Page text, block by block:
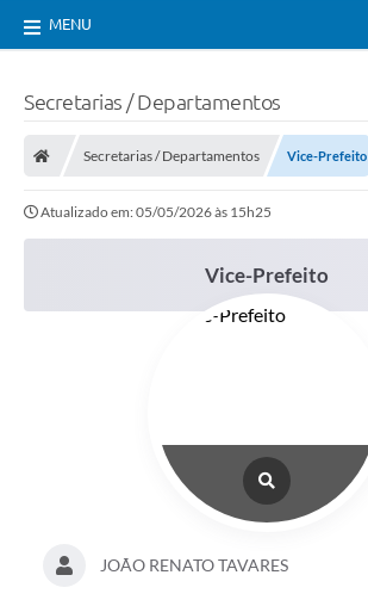
MENU
Secretarias / Departamentos
Secretarias / Departamentos Vice-Prefeito
Atualizado em: 05/05/2026 às 15h25
Vice-Prefeito
JOÃO RENATO TAVARES